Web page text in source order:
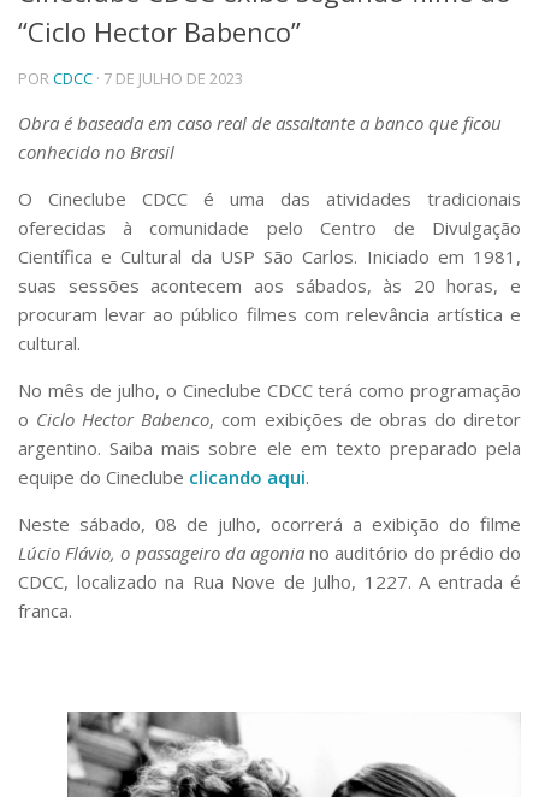
Telefones e Mapas
Pessoas
Ensino
Graduação
Pós-Graduação
Cursos de Extensão
Pesquisa e Inovação
Linhas de Pesquisa
Centros, Núcleos e Projetos em Rede
Pós-doutorado
Iniciação Científica
Empresas Juniores
Extensão à Comunidade
Artes, Cultura e Esportes
Museus e Espaços Interativos
Serviços
Bibliotecas
Apoio ao Estudante
Comunicação
Assessorias e Mídias
Aplicativos e Sites
“Ciclo Hector Babenco”
PORCDCC · 7 DE JULHO DE 2023
Obra é baseada em caso real de assaltante a banco que ficou
conhecido no Brasil
O Cineclube CDCC é uma das atividades tradicionais
oferecidas à comunidade pelo Centro de Divulgação
Científica e Cultural da USP São Carlos. Iniciado em 1981,
suas sessões acontecem aos sábados, às 20 horas, e
procuram levar ao público filmes com relevância artística e
cultural.
No mês de julho, o Cineclube CDCC terá como programação
o Ciclo Hector Babenco, com exibições de obras do diretor
argentino. Saiba mais sobre ele em texto preparado pela
equipe do Cineclube clicando aqui.
Neste sábado, 08 de julho, ocorrerá a exibição do filme
Lúcio Flávio, o passageiro da agonia no auditório do prédio do
CDCC, localizado na Rua Nove de Julho, 1227. A entrada é
franca.